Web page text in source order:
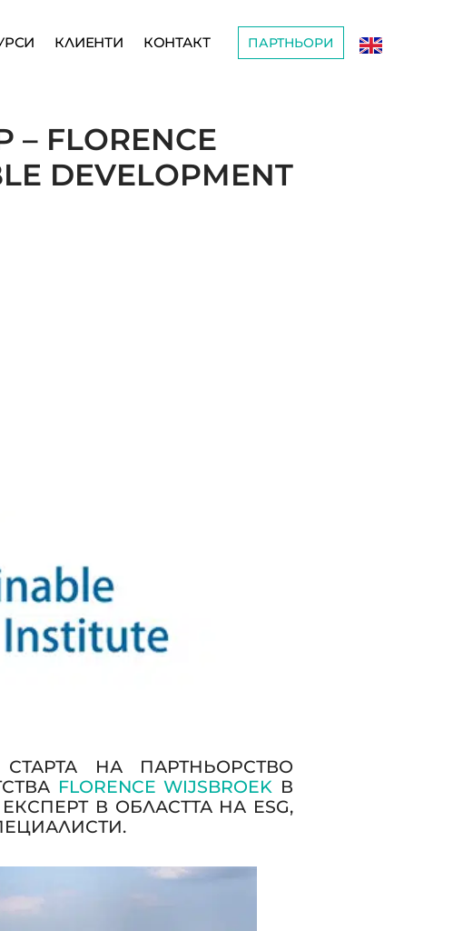
КЛИЕНТИ КОНТАКТ ПАРТНЬОРИ
FLORENCE
DEVELOPMENT
НА ПАРТНЬОРСТВО
FLORENCE WIJSBROEK В
В ОБЛАСТТА НА ESG,